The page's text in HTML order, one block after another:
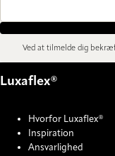
Ved at tilmelde dig
Luxaflex®
Hvorfor Luxaflex®
Inspiration
Ansvarlighed